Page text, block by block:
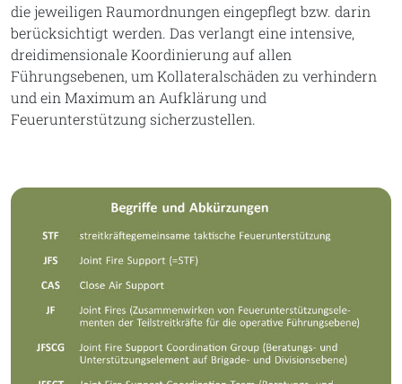
die jeweiligen Raumordnungen eingepflegt bzw. darin
berücksichtigt werden. Das verlangt eine intensive,
dreidimensionale Koordinierung auf allen
Führungsebenen, um Kollateralschäden zu verhindern
und ein Maximum an Aufklärung und
Feuerunterstützung sicherzustellen.